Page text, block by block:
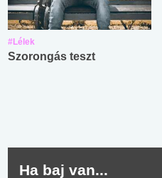
#Lélek
Szorongás teszt
Ha baj van...